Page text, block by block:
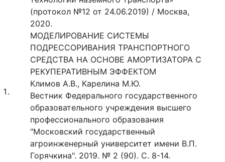
(протокол №12 от 24.06.2019) / Москва,
2020.
МОДЕЛИРОВАНИЕ СИСТЕМЫ
ПОДРЕССОРИВАНИЯ ТРАНСПОРТНОГО
СРЕДСТВА НА ОСНОВЕ АМОРТИЗАТОРА С
РЕКУПЕРАТИВНЫМ ЭФФЕКТОМ
Климов А.В., Карелина М.Ю.
Вестник Федерального государственного
образовательного учреждения высшего
профессионального образования
"Московский государственный
агроинженерный университет имени В.П.
Горячкина". 2019. № 2 (90). С. 8-14.